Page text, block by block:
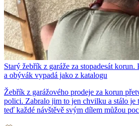
Starý žebřík z garáže za stopadesát
a obývák vypadá jako z katalogu
Žebřík z garážového prodeje za korun
polici. Zabralo jim to jen chvilku a stálo je
teď každé návštěvě svým dílem můžou